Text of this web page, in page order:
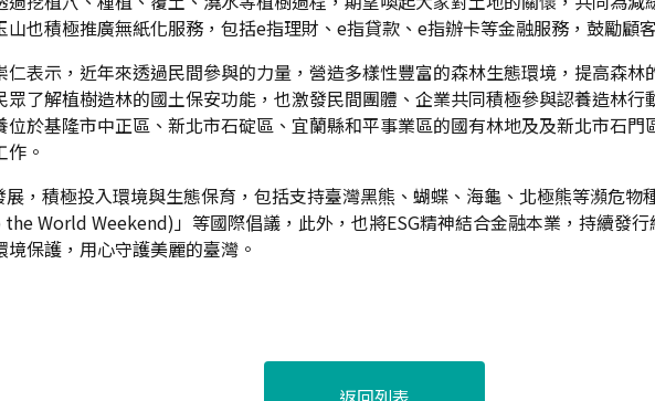
也積極推廣無紙化服務，包括e指理財、e指貸款、e指辦卡等金融服務，鼓勵顧
表示，近年來透過民間參與的力量，營造多樣性豐富的森林生態環境，提高森
了解植樹造林的國土保安功能，也激發民間團體、企業共同積極參與認養造林行
於基隆市中正區、新北市石碇區、宜蘭縣和平事業區的國有林地及及新北市石
。
展，積極投入環境與生態保育，包括支持臺灣黑熊、蝴蝶、海龜、北極熊等瀕危
World Weekend)」等國際倡議，此外，也將ESG精神結合金融本業，持續發
保護，用心守護美麗的臺灣。